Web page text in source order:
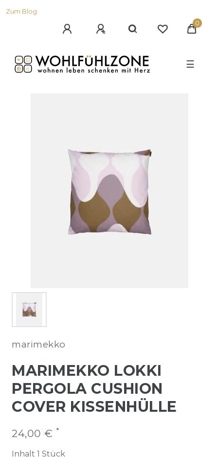
Zum Blog
0
☰
marimekko
MARIMEKKO LOKKI
PERGOLA CUSHION
COVER KISSENHÜLLE
24,00 € *
Inhalt 1 Stück